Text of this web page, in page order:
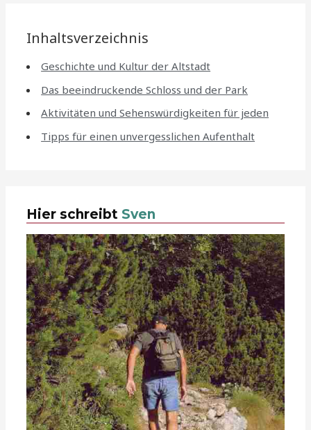
Inhaltsverzeichnis
Geschichte und Kultur der Altstadt
Das beeindruckende Schloss und der Park
Aktivitäten und Sehenswürdigkeiten für jeden
Tipps für einen unvergesslichen Aufenthalt
Hier schreibt Sven